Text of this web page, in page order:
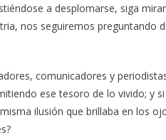
a desplomarse, siga
nos seguiremos preguntando
comunicadores y
ese tesoro de lo vivido; y
ilusión que brillaba en los